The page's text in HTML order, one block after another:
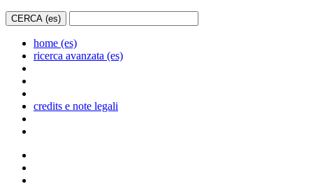
home (es)
ricerca avanzata (es)
credits e note legali